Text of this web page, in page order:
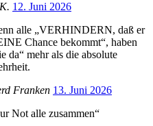
12. Juni 2026
alle „VERHINDERN, daß er
Chance bekommt“, haben
da“ mehr als die absolute
Franken 13. Juni 2026
Not alle zusammen“